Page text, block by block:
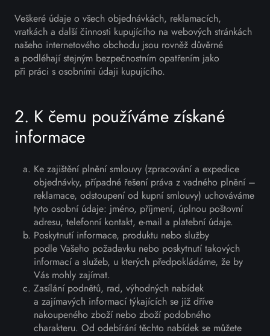
Veškeré údaje o všech objednávkách, reklamacích,
vratkách a další činnosti kupujícího na webových stránkách
našeho internetového obchodu jsou rovněž důvěrné
a podléhají stejným bezpečnostním opatřením jako
při práci s osobními údaji kupujícího.
2. K čemu používáme získané
informace
Ke zajištění plnění smlouvy (zpracování a expedice
objednávky, případné řešení práva z vadného plnění –
reklamace, odstoupení od kupní smlouvy) uchováváme
tyto osobní údaje: jméno, příjmení, úplnou poštovní
adresu, telefonní kontakt, e-mail a platební údaje.
Poskytnutí informace, produktu nebo služby
podle Vašeho požadavku nebo poskytnutí takových
informací a služeb, u kterých předpokládáme, že by
Vás mohly zajímat.
Zasílání podnětů, rad, výhodných nabídek
a zajímavých informací týkajících se již dříve
nakoupeného zboží nebo zboží podobného
charakteru. Od odebírání těchto nabídek se můžete